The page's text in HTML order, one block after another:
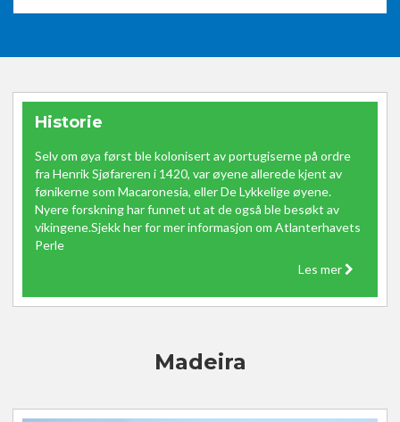
Historie
Selv om øya først ble kolonisert av portugiserne på ordre
fra Henrik Sjøfareren i 1420, var øyene allerede kjent av
fønikerne som Macaronesia, eller De Lykkelige øyene.
Nyere forskning har funnet ut at de også ble besøkt av
vikingene.Sjekk her for mer informasjon om Atlanterhavets
Perle
Les mer
Madeira